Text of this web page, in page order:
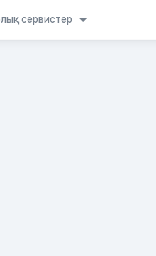
сервистер